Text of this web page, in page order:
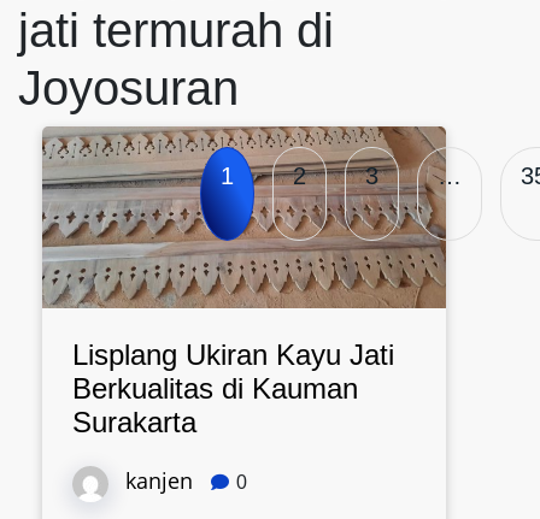
jati termurah di
Joyosuran
Lisplang Ukiran Kayu Jati
Berkualitas di Kauman
Surakarta
kanjen 0
1 2 3 …